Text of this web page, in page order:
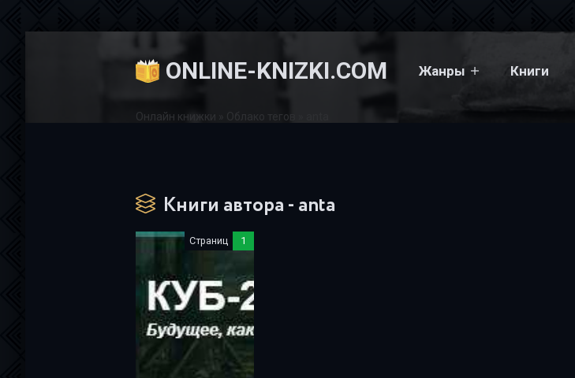
ONLINE-KNIZKI.COM Жанры Книги
Онлайн книжки Облако тегов
Книги автора - anta
Страниц 1